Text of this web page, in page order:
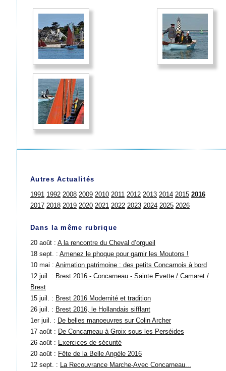
Autres Actualités
1991 1992 2008 2009 2010 2011 2012 2013 2014 2015 2016
2017 2018 2019 2020 2021 2022 2023 2024 2025 2026
Dans la même rubrique
20 août : A la rencontre du Cheval d’orgueil
18 sept. : Amenez le phoque pour garnir les Moutons !
10 mai : Animation patrimoine : des petits Concarnois à bord
12 juil. : Brest 2016 - Concarneau - Sainte Evette / Camaret /
Brest
15 juil. : Brest 2016 Modernité et tradition
26 juil. : Brest 2016, le Hollandais sifflant
1er juil. : De belles manoeuvres sur Colin Archer
17 août : De Concarneau à Groix sous les Perséides
26 août : Exercices de sécurité
20 août : Fête de la Belle Angèle 2016
12 sept. :
La Recouvrance Marche-Avec Concarneau...